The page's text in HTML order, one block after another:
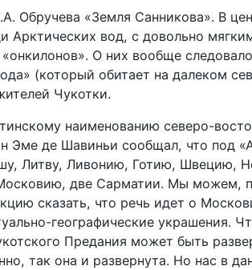
Обручева «Земля Санникова». В
Арктических вод, с довольно
О них вообще
(который обитает на далеком
Чукотки.
наименованию северо-
Эме де Шавиньи сообщал, что под
Литву, Ливонию, Готию, Швецию,
две Сарматии. Мы можем,
сказать, что речь идет о
географические украшения.
Предания может быть
так она и развернута. Но нас в